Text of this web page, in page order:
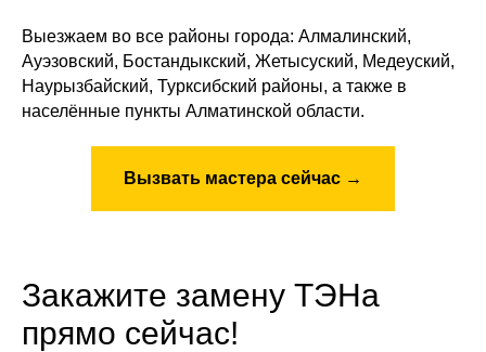
Выезжаем во все районы города: Алмалинский,
Ауэзовский, Бостандыкский, Жетысуский, Медеуский,
Наурызбайский, Турксибский районы, а также в
населённые пункты Алматинской области.
Вызвать мастера сейчас →
Закажите замену ТЭНа
прямо сейчас!